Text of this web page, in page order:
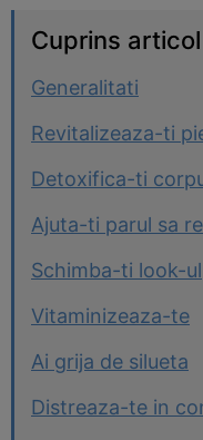
Cuprins articol
Generalitati
Revitalizeaza-ti
Detoxifica-ti
Ajuta-ti parul sa
Schimba-ti look-ul
Vitaminizeaza-te
Ai grija de silueta
Distreaza-te in